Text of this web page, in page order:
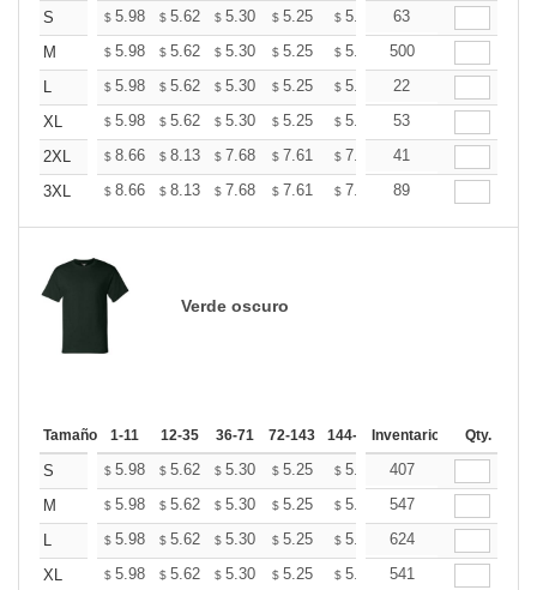
S $ 5.98 $ 5.62 $ 5.30 $ 5.25 $ 5.16 $5.12
63
M
$ 5.98 $ 5.62 $ 5.30 $ 5.25 $ 5.16 $5.12
500
L
$ 5.98 $ 5.62 $ 5.30 $ 5.25 $ 5.16 $5.12
22
XL
$ 5.98 $ 5.62 $ 5.30 $ 5.25 $ 5.16 $5.12
53
2XL
$ 8.66 $ 8.13 $ 7.68 $ 7.61 $ 7.48 $7.41
41
3XL
$ 8.66 $ 8.13 $ 7.68 $ 7.61 $ 7.48 $7.41
89
Verde oscuro
Tamaño 1-11 12-35 36-71 72-143 144-287 288 + Más
Inventario Qty.
S $ 5.98 $ 5.62 $ 5.30 $ 5.25 $ 5.16 $5.12
407
M
$ 5.98 $ 5.62 $ 5.30 $ 5.25 $ 5.16 $5.12
547
L
$ 5.98 $ 5.62 $ 5.30 $ 5.25 $ 5.16 $5.12
624
XL
$ 5.98 $ 5.62 $ 5.30 $ 5.25 $ 5.16 $5.12
541